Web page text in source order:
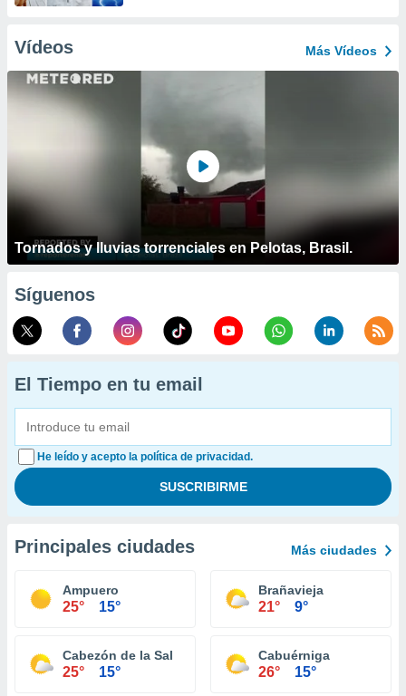
Vídeos Más Vídeos
Tornados y lluvias torrenciales en Pelotas, Brasil.
Síguenos
El Tiempo en tu email
He leído y acepto la política de privacidad.
Principales ciudades Más ciudades
Ampuero
25° 15°
Brañavieja
21° 9°
Cabezón de la Sal
25° 15°
Cabuérniga
26° 15°